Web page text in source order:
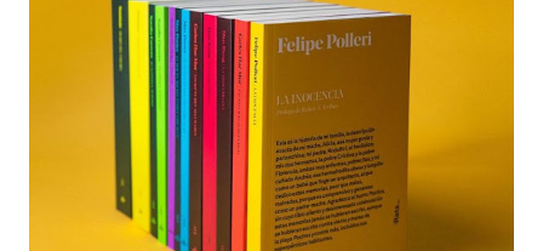
observadores seguramente repararán en los carteles de
bievenida en los que se indica, junto al previsible nombre en
francés, que se hallan en esos momentos en el " Principatu
de Mùnegu ". Algunos no le darán mayor importancia al
asunto y continuarán con su viaje como si nada. Otros se
preguntarán de qué trata aquello, mirarán en Wikipedia y
descubrirán que Mónaco cuenta al parecer con una lengua